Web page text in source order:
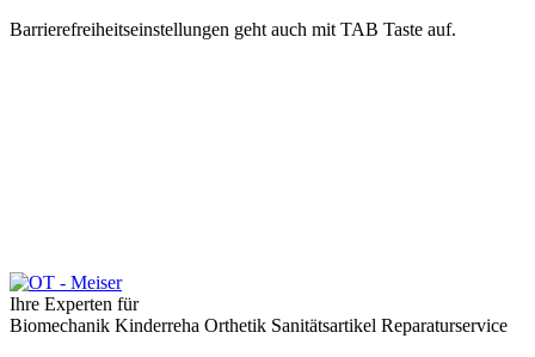
Barrierefreiheitseinstellungen geht auch mit TAB Taste auf.
Ihre Experten für
Biomechanik Kinderreha Orthetik Sanitätsartikel Reparaturservice